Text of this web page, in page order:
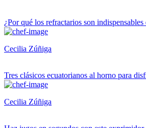
¿Por qué los refractarios son
Cecilia Zúñiga
Tres clásicos ecuatorianos al horno para
Cecilia Zúñiga